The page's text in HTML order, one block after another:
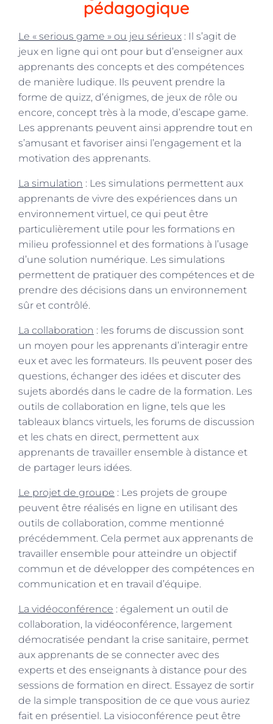
pédagogique
Le « serious game » ou jeu sérieux : Il s’agit de
jeux en ligne qui ont pour but d’enseigner aux
apprenants des concepts et des compétences
de manière ludique. Ils peuvent prendre la
forme de quizz, d’énigmes, de jeux de rôle ou
encore, concept très à la mode, d’escape game.
Les apprenants peuvent ainsi apprendre tout en
s’amusant et favoriser ainsi l’engagement et la
motivation des apprenants.
La simulation : Les simulations permettent aux
apprenants de vivre des expériences dans un
environnement virtuel, ce qui peut être
particulièrement utile pour les formations en
milieu professionnel et des formations à l’usage
d’une solution numérique. Les simulations
permettent de pratiquer des compétences et de
prendre des décisions dans un environnement
sûr et contrôlé.
La collaboration : les forums de discussion sont
un moyen pour les apprenants d’interagir entre
eux et avec les formateurs. Ils peuvent poser des
questions, échanger des idées et discuter des
sujets abordés dans le cadre de la formation. Les
outils de collaboration en ligne, tels que les
tableaux blancs virtuels, les forums de discussion
et les chats en direct, permettent aux
apprenants de travailler ensemble à distance et
de partager leurs idées.
Le projet de groupe : Les projets de groupe
peuvent être réalisés en ligne en utilisant des
outils de collaboration, comme mentionné
précédemment. Cela permet aux apprenants de
travailler ensemble pour atteindre un objectif
commun et de développer des compétences en
communication et en travail d’équipe.
La vidéoconférence : également un outil de
collaboration, la vidéoconférence, largement
démocratisée pendant la crise sanitaire, permet
aux apprenants de se connecter avec des
experts et des enseignants à distance pour des
sessions de formation en direct. Essayez de sortir
de la simple transposition de ce que vous auriez
fait en présentiel. La visioconférence peut être